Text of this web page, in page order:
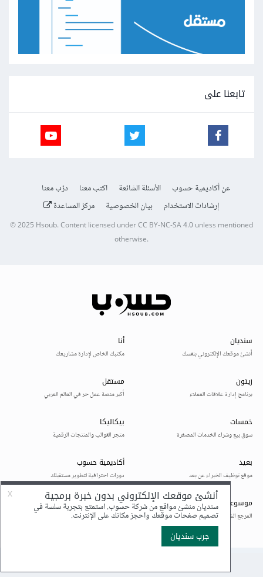
تابعنا على
عن أكاديمية حسوب الأسئلة الشائعة اكتب معنا
درّب معنا
إرشادات الاستخدام
بيان الخصوصية مركز المساعدة
© 2025Hsoub.Content licensed underCC BY-NC-SA 4.0unless mentioned
otherwise.